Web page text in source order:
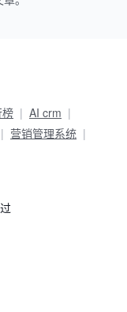
AI crm
营销管理系统